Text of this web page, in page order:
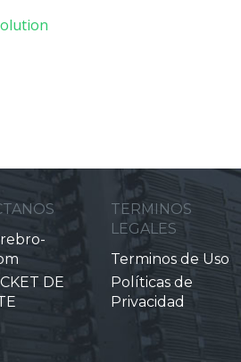
DE
TERMINOS
LEGALES
Terminos de Uso
Políticas de
Privacidad